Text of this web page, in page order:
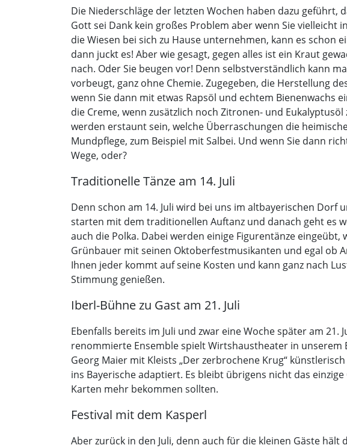
Die Niederschläge der letzten Wochen haben dazu geführt,
Gott sei Dank kein großes Problem aber wenn Sie
die Wiesen bei sich zu Hause unternehmen, kann es schon
dann juckt es! Aber wie gesagt, gegen alles ist ein Kraut
nach. Oder Sie beugen vor! Denn selbstverständlich kann
vorbeugt, ganz ohne Chemie. Zugegeben, die Herstellung
wenn Sie dann mit etwas Rapsöl und echtem Bienenwachs
die Creme, wenn zusätzlich noch Zitronen- und
werden erstaunt sein, welche Überraschungen die
Mundpflege, zum Beispiel mit Salbei. Und wenn Sie dann
Wege, oder?
Traditionelle Tänze am 14. Juli
Denn schon am 14. Juli wird bei uns im altbayerischen Dorf
starten mit dem traditionellen Auftanz und danach geht es
auch die Polka. Dabei werden einige Figurentänze
Grünbauer mit seinen Oktoberfestmusikanten und egal ob
Ihnen jeder kommt auf seine Kosten und kann ganz nach
Stimmung genießen.
Iberl-Bühne zu Gast am 21. Juli
Ebenfalls bereits im Juli und zwar eine Woche später am
renommierte Ensemble spielt Wirtshaustheater in unserem
Georg Maier mit Kleists „Der zerbrochene Krug“
ins Bayerische adaptiert. Es bleibt übrigens nicht das
Karten mehr bekommen sollten.
Festival mit dem Kasperl
Aber zurück in den Juli, denn auch für die kleinen Gäste